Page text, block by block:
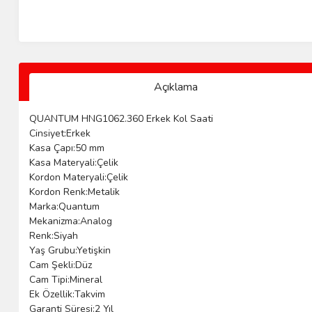
Açıklama
QUANTUM HNG1062.360 Erkek Kol Saati
Cinsiyet:Erkek
Kasa Çapı:50 mm
Kasa Materyali:Çelik
Kordon Materyali:Çelik
Kordon Renk:Metalik
Marka:Quantum
Mekanizma:Analog
Renk:Siyah
Yaş Grubu:Yetişkin
Cam Şekli:Düz
Cam Tipi:Mineral
Ek Özellik:Takvim
Garanti Süresi:2 Yıl